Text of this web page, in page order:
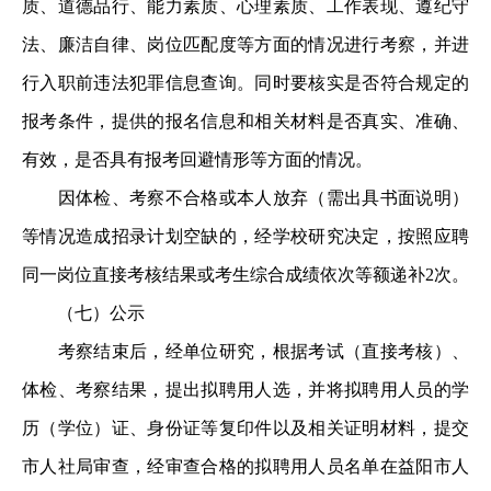
质、道德品行、能力素质、心理素质、工作表现、遵纪守
法、廉洁自律、岗位匹配度等方面的情况进行考察，并进
行入职前违法犯罪信息查询。同时要核实是否符合规定的
报考条件，提供的报名信息和相关材料是否真实、准确、
有效，是否具有报考回避情形等方面的情况。
因体检、考察不合格或本人放弃（需出具书面说明）
等情况造成招录计划空缺的，经学校研究决定，按照应聘
同一岗位直接考核结果或考生综合成绩依次等额递补2次。
（七）公示
考察结束后，经单位研究，根据考试（直接考核）、
体检、考察结果，提出拟聘用人选，并将拟聘用人员的学
历（学位）证、身份证等复印件以及相关证明材料，提交
市人社局审查，经审查合格的拟聘用人员名单在益阳市人